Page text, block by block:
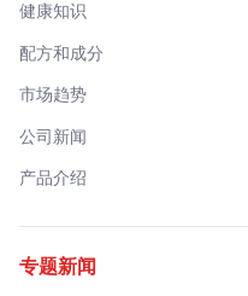
健康知识
配方和成分
市场趋势
公司新闻
产品介绍
专题新闻